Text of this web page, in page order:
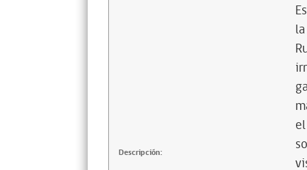
Descripción: